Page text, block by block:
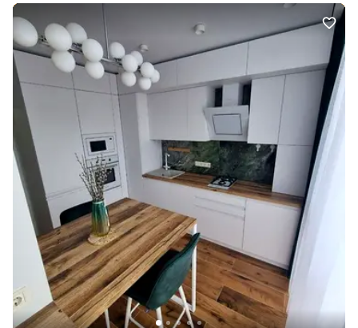
автономне опалення, центральна каналізація. Інфраструктура:
Центральний парк, аптеки, садочки, школи, супермаркети,
відділення нової пошти, банкомати, кафе, ресторани, бари,
магазини техніки, продуктові магазини, салони краси,
транспортна розвʼязка, барбершопи. Додаткові плюси:
Пожежний вихід з тераси, окремий ключ доступу на поверх,
гостьовий та платний паркінг для авто. Важливо! Є торг. Без
комісії. Оформлення 2%. Є відео огляд. Розрахунок: Сертифікат
або готівка. За більш детальною інформацією звертайтесь по
телефону!